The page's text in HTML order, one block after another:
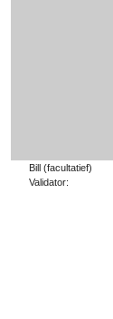
Bill (facultatief)
Validator: